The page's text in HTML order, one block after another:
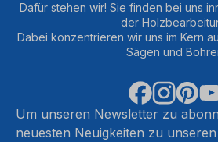
Dafür stehen wir! Sie finden bei uns
der
Dabei konzentrieren wir uns im Kern
Sägen und
Um unseren Newsletter zu
neuesten Neuigkeiten zu